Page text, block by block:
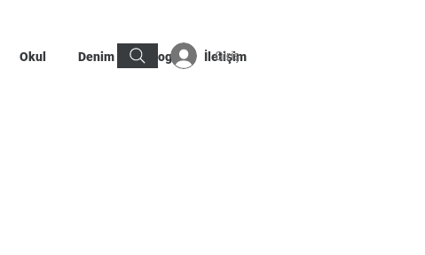
Okul Denim Blog İletişim
Giriş